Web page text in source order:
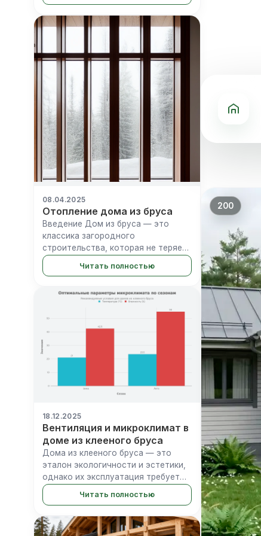
превращается в стратегическое
материал, который в...
08.04.2025
Отопление дома из бруса
Введение Дом из бруса — это
классика загородного
строительства, которая не теряет
своей актуальности. Я всегда
ценил особую атмосферу таких
древесины, визуальная теплота
Читать полностью
18.12.2025
Вентиляция и микроклимат в
доме из клееного бруса
Дома из клееного бруса — это
эталон экологичности и эстетики,
однако их эксплуатация требует
глубокого понимания физики
деревянных конструкций. Вопреки
дом нуждается в
Читать полностью
200